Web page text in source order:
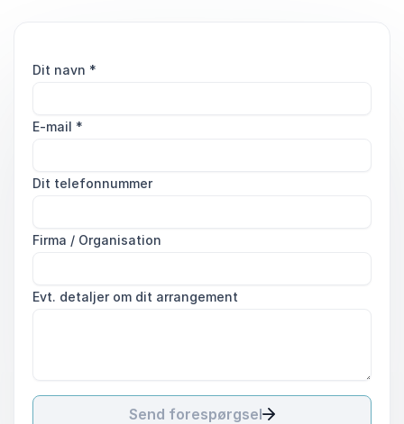
Dit navn *
E-mail *
Dit telefonnummer
Firma / Organisation
Evt. detaljer om dit arrangement
Send forespørgsel